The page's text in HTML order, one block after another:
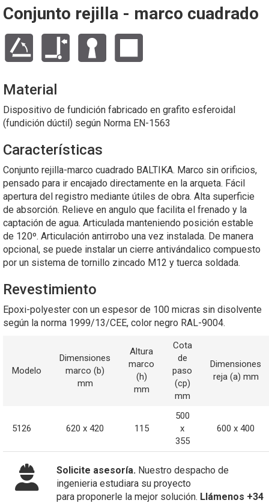
Conjunto rejilla - marco cuadrado
Material
Dispositivo de fundición fabricado en grafito esferoidal
(fundición dúctil) según Norma EN-1563
Características
Conjunto rejilla-marco cuadrado BALTIKA. Marco sin orificios,
pensado para ir encajado directamente en la arqueta. Fácil
apertura del registro mediante útiles de obra. Alta superficie
de absorción. Relieve en angulo que facilita el frenado y la
captación de agua. Articulada manteniendo posición estable
de 120º. Articulación antirrobo una vez instalada. De manera
opcional, se puede instalar un cierre antivándalico compuesto
por un sistema de tornillo zincado M12 y tuerca soldada.
Revestimiento
Epoxi-polyester con un espesor de 100 micras sin disolvente
según la norma 1999/13/CEE, color negro RAL-9004.
Modelo
Dimensiones
marco (b)
mm
Altura
marco
(h)
mm
Cota
de
paso
(cp)
mm
Dimensiones
reja (a) mm
5126 620 x 420 115
500
x
355
600 x 400
Solicite asesoría. Nuestro despacho de
ingenieria estudiara su proyecto
para proponerle la mejor solución. Llámenos +34